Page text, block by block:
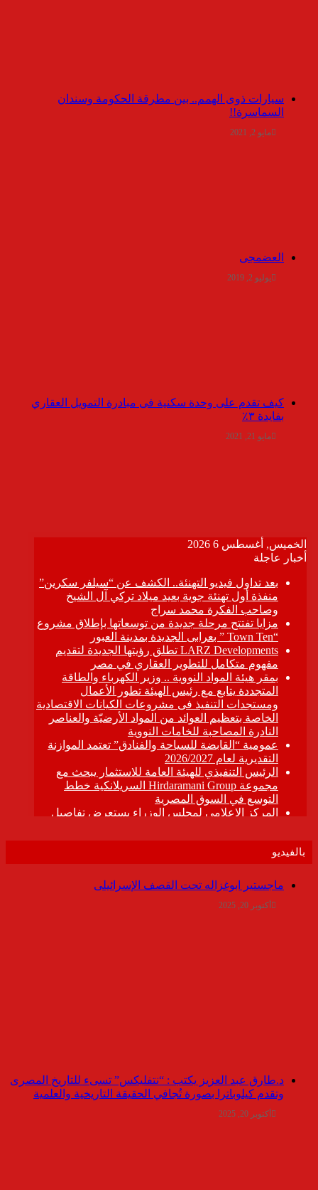
سيارات ذوى الهمم.. بين مطرقة الحكومة وسندان
السماسرة!!
مايو 2, 2021
العضمجى
يوليو 2, 2019
كيف تقدم على وحدة سكنية فى مبادرة التمويل العقاري
بفايدة ٣٪
مايو 21, 2021
بالفيديو
ماجستير ابوغزاله تحت القصف الإسرائيلى
أكتوبر 20, 2025
د.طارق عبد العزيز يكتب : “نتفليكس” تسىء للتاريخ المصرى
وتقدم كيلوباترا بصورة تُجافي الحقيقة التاريخية والعلمية
أكتوبر 20, 2025